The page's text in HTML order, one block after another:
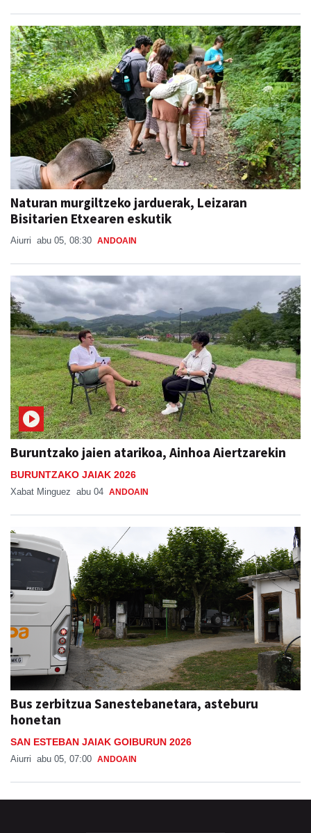
Naturan murgiltzeko jarduerak, Leizaran
Bisitarien Etxearen eskutik
Aiurri abu 05, 08:30 ANDOAIN
Buruntzako jaien atarikoa, Ainhoa Aiertzarekin
BURUNTZAKO JAIAK 2026
Xabat Minguez abu 04 ANDOAIN
Bus zerbitzua Sanestebanetara, asteburu
honetan
SAN ESTEBAN JAIAK GOIBURUN 2026
Aiurri abu 05, 07:00 ANDOAIN